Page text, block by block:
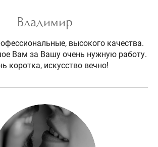
Владимир
высокого качества.
Вам за Вашу очень нужную работу.
коротка, искусство вечно!